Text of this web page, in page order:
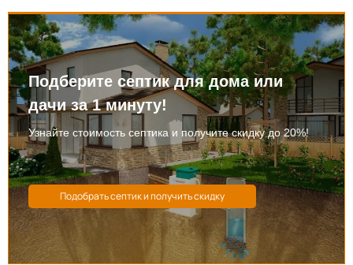
Подберите септик для дома или
дачи за 1 минуту!
Узнайте стоимость септика и получите скидку до 20%!